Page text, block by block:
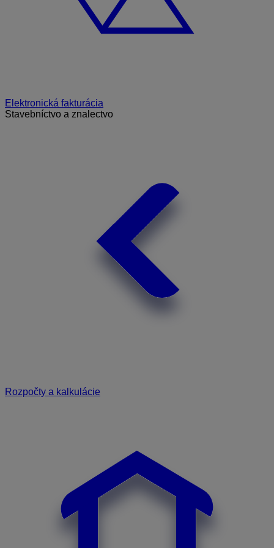
Elektronická fakturácia
Stavebníctvo a znalectvo
Rozpočty a kalkulácie